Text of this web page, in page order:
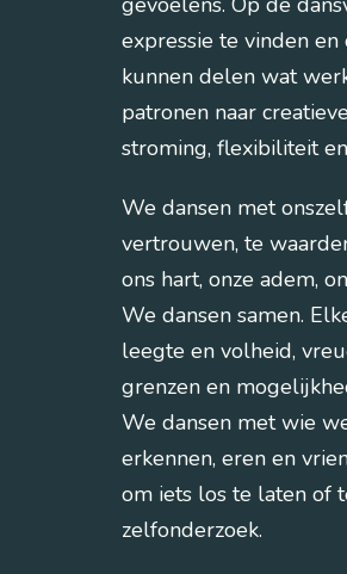
expressie te vinden
kunnen delen wat
patronen naar
stroming, flexibiliteit
We dansen met
vertrouwen, te
ons hart, onze adem,
We dansen samen.
leegte en volheid,
grenzen en
We dansen met wie
erkennen, eren en
om iets los te laten of
zelfonderzoek.